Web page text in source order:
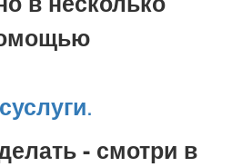
.
- смотри в